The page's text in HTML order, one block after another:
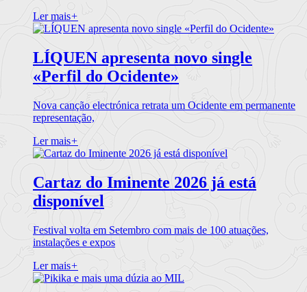
Ler mais+
LÍQUEN apresenta novo single
«Perfil do Ocidente»
Nova canção electrónica retrata um Ocidente em permanente
representação,
Ler mais+
Cartaz do Iminente 2026 já está
disponível
Festival volta em Setembro com mais de 100 atuações,
instalações e expos
Ler mais+